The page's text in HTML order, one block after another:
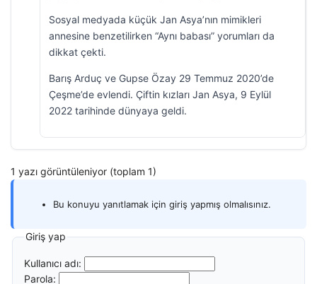
Sosyal medyada küçük Jan Asya’nın mimikleri
annesine benzetilirken “Aynı babası” yorumları da
dikkat çekti.
Barış Arduç ve Gupse Özay 29 Temmuz 2020’de
Çeşme’de evlendi. Çiftin kızları Jan Asya, 9 Eylül
2022 tarihinde dünyaya geldi.
1 yazı görüntüleniyor (toplam 1)
Bu konuyu yanıtlamak için giriş yapmış olmalısınız.
Giriş yap
Kullanıcı adı:
Parola: